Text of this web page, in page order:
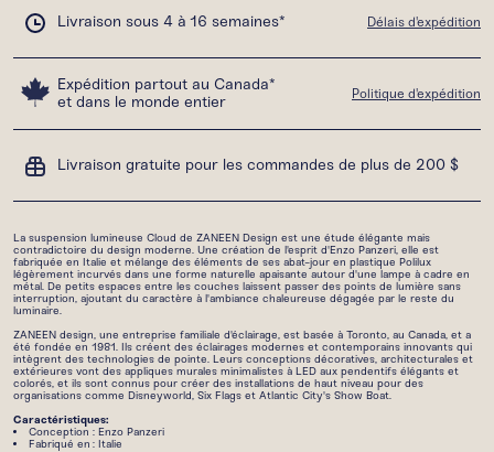
Livraison sous 4 à 16 semaines* Délais d'expédition
Expédition partout au Canada*
et dans le monde entier
Politique d'expédition
Livraison gratuite pour les commandes de plus de 200 $
La suspension lumineuse Cloud de ZANEEN Design est une étude élégante mais
contradictoire du design moderne. Une création de l'esprit d'Enzo Panzeri, elle est
fabriquée en Italie et mélange des éléments de ses abat-jour en plastique Polilux
légèrement incurvés dans une forme naturelle apaisante autour d'une lampe à cadre en
métal. De petits espaces entre les couches laissent passer des points de lumière sans
interruption, ajoutant du caractère à l'ambiance chaleureuse dégagée par le reste du
luminaire.
ZANEEN design, une entreprise familiale d'éclairage, est basée à Toronto, au Canada, et a
été fondée en 1981. Ils créent des éclairages modernes et contemporains innovants qui
intègrent des technologies de pointe. Leurs conceptions décoratives, architecturales et
extérieures vont des appliques murales minimalistes à LED aux pendentifs élégants et
colorés, et ils sont connus pour créer des installations de haut niveau pour des
organisations comme Disneyworld, Six Flags et Atlantic City's Show Boat.
Caractéristiques:
Conception : Enzo Panzeri
Fabriqué en : Italie